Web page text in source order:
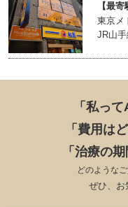
【最寄
東京メ
JR山
「私っ
「費用は
「治療の
どのような
ぜひ、お